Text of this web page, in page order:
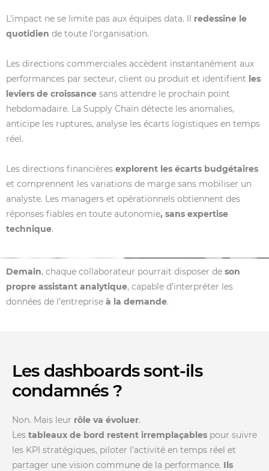
L’impact ne se limite pas aux équipes data. Il redessine le
quotidien de toute l’organisation.
Les directions commerciales accèdent instantanément aux
performances par secteur, client ou produit et identifient les
leviers de croissance sans attendre le prochain point
hebdomadaire. La Supply Chain détecte les anomalies,
anticipe les ruptures, analyse les écarts logistiques en temps
réel.
Les directions financières explorent les écarts budgétaires
et comprennent les variations de marge sans mobiliser un
analyste. Les managers et opérationnels obtiennent des
réponses fiables en toute autonomie, sans expertise
technique.
Demain, chaque collaborateur pourrait disposer de son
propre assistant analytique, capable d’interpréter les
données de l’entreprise à la demande.
Les dashboards sont-ils
condamnés ?
Non. Mais leur rôle va évoluer.
Les tableaux de bord restent irremplaçables pour suivre
les KPI stratégiques, piloter l’activité en temps réel et
partager une vision commune de la performance. Ils